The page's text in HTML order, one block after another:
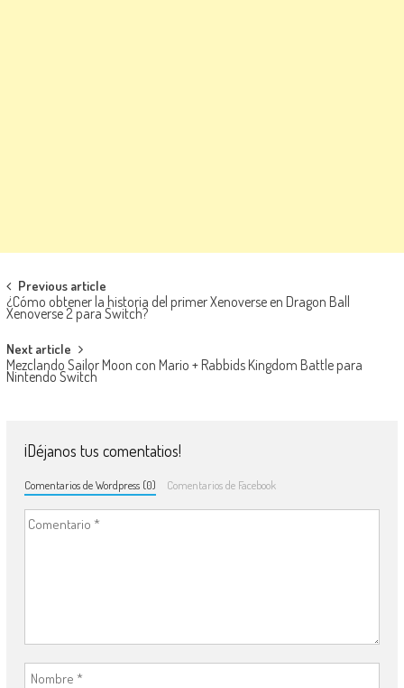
Navegación de entradas
Previous article
¿Cómo obtener la historia del primer Xenoverse en Dragon Ball
Xenoverse 2 para Switch?
Next article
Mezclando Sailor Moon con Mario + Rabbids Kingdom Battle para
Nintendo Switch
¡Déjanos tus comentatios!
Comentarios de Wordpress (0) Comentarios de Facebook